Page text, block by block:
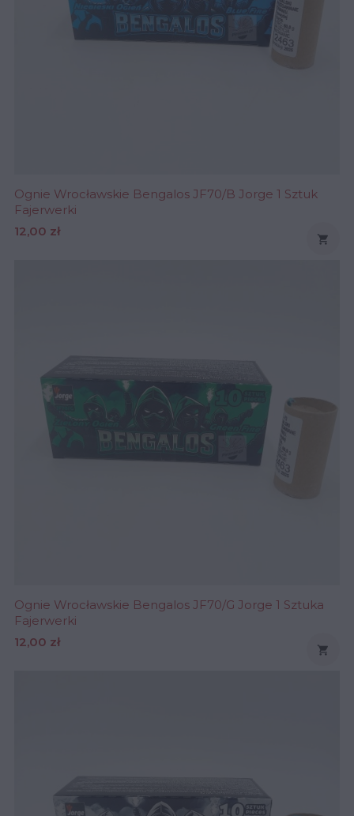
Ognie Wrocławskie Bengalos JF70/B Jorge 1 Sztuk
Fajerwerki
Cena
12,00 zł

Ognie Wrocławskie Bengalos JF70/G Jorge 1 Sztuka
Fajerwerki
Cena
12,00 zł
